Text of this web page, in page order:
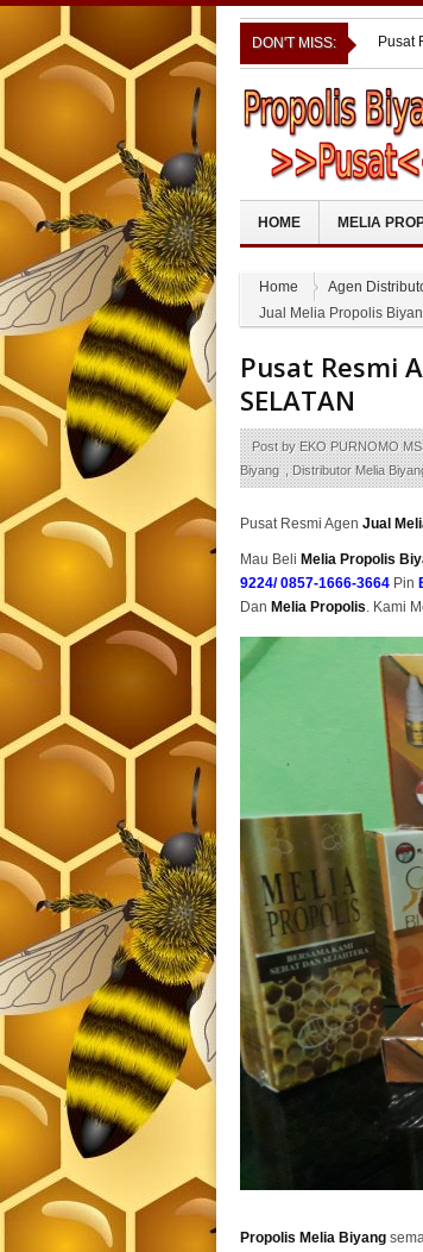
DON'T MISS:
Pusat
Pusat
Pusat
ULU
Pusat
HOME
MELIA
Home Agen
Jual Melia Propolis
Pusat Resmi
SELATAN
Post byEKO PURNOMO
Biyang ,Distributor Melia
Pusat Resmi Agen Jual
Mau Beli Melia Propolis
9224/ 0857-1666-3664 Pin
Dan Melia Propolis. Kami
Propolis Melia Biyang